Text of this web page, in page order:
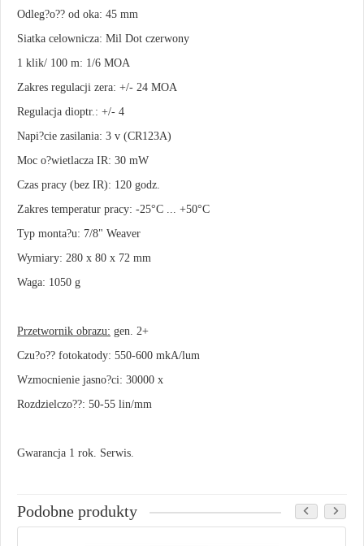
Odleg?o?? od oka: 45 mm
Siatka celownicza: Mil Dot czerwony
1 klik/ 100 m: 1/6 MOA
Zakres regulacji zera: +/- 24 MOA
Regulacja dioptr.: +/- 4
Napi?cie zasilania: 3 v (CR123A)
Moc o?wietlacza IR: 30 mW
Czas pracy (bez IR): 120 godz.
Zakres temperatur pracy: -25°C ... +50°C
Typ monta?u: 7/8" Weaver
Wymiary: 280 x 80 x 72 mm
Waga: 1050 g
Przetwornik obrazu: gen. 2+
Czu?o?? fotokatody: 550-600 mkA/lum
Wzmocnienie jasno?ci: 30000 x
Rozdzielczo??: 50-55 lin/mm
Gwarancja 1 rok. Serwis.
Podobne produkty